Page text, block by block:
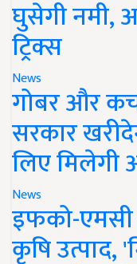
घुसेगी नमी,
ट्रिक्स
News
गोबर और
सरकार
लिए मिलेगी
News
इफको-एमसी
कृषि उत्पाद,